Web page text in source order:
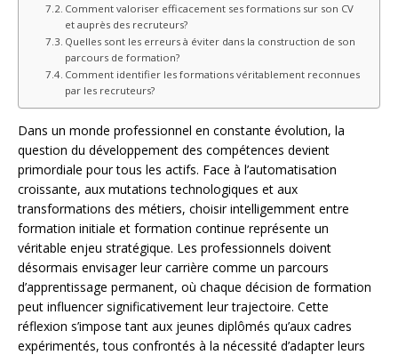
Comment valoriser efficacement ses formations sur son CV
et auprès des recruteurs?
Quelles sont les erreurs à éviter dans la construction de son
parcours de formation?
Comment identifier les formations véritablement reconnues
par les recruteurs?
Dans un monde professionnel en constante évolution, la
question du développement des compétences devient
primordiale pour tous les actifs. Face à l’automatisation
croissante, aux mutations technologiques et aux
transformations des métiers, choisir intelligemment entre
formation initiale et formation continue représente un
véritable enjeu stratégique. Les professionnels doivent
désormais envisager leur carrière comme un parcours
d’apprentissage permanent, où chaque décision de formation
peut influencer significativement leur trajectoire. Cette
réflexion s’impose tant aux jeunes diplômés qu’aux cadres
expérimentés, tous confrontés à la nécessité d’adapter leurs